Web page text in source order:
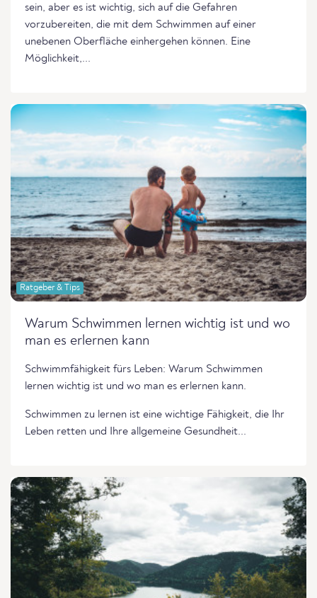
sein, aber es ist wichtig, sich auf die Gefahren
vorzubereiten, die mit dem Schwimmen auf einer
unebenen Oberfläche einhergehen können. Eine
Möglichkeit,...
Ratgeber & Tips
Warum Schwimmen lernen wichtig ist und wo
man es erlernen kann
Schwimmfähigkeit fürs Leben: Warum Schwimmen
lernen wichtig ist und wo man es erlernen kann.
Schwimmen zu lernen ist eine wichtige Fähigkeit, die Ihr
Leben retten und Ihre allgemeine Gesundheit...